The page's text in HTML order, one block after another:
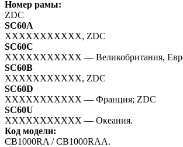
Номер рамы:
ZDC
SC60A
XXXXXXXXXXX, ZDC
SC60C
XXXXXXXXXXX — Великобритания,
SC60B
XXXXXXXXXXX, ZDC
SC60D
XXXXXXXXXXX — Франция; ZDC
SC60U
XXXXXXXXXXX — Океания.
Код модели:
CB1000RA / CB1000RAA.